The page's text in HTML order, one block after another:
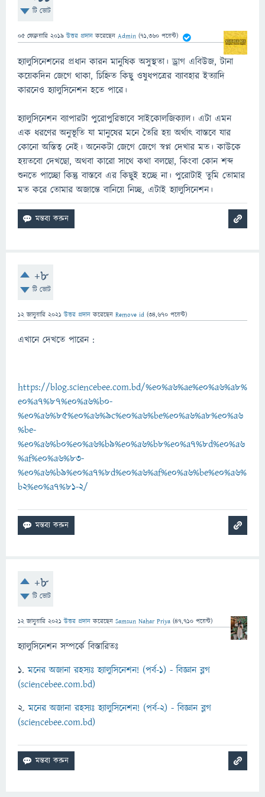
টি ভোট
05 ফেব্রুয়ারি 2019 উত্তর প্রদান করেছেন Admin (71,360 পয়েন্ট)
হ্যালুসিনেশনের প্রধান কারন মানুষিক অসুস্থতা। ড্রাগ এবিউজ, টানা
কয়েকদিন জেগে থাকা, চিহ্নিত কিছু ওষুধপত্রের ব্যাবহার ইত্যাদি
কারনেও হ্যালুসিনেশন হতে পারে।
হ্যালুসিনেশন ব্যাপারটা পুরোপুরিভাবে সাইকোলজিক্যাল। এটা এমন
এক ধরণের অনুভূতি যা মানুষের মনে তৈরি হয় অর্থাৎ বাস্তবে যার
কোনো অস্তিত্ব নেই। অনেকটা জেগে জেগে স্বপ্ন দেখার মত। কাউকে
হয়তবো দেখছো, অথবা কারো সাথে কথা বলছো, কিংবা কোন শব্দ
শুনতে পাচ্ছো কিন্তু বাস্তবে এর কিছুই হচ্ছে না। পুরোটাই তুমি তোমার
মত করে তোমার অজান্তে বানিয়ে নিচ্ছ, এটাই হ্যালুসিনেশন।
+8
টি ভোট
12 জানুয়ারি 2021 উত্তর প্রদান করেছেন Remove id (34,670 পয়েন্ট)
এখানে দেখতে পারেন :
https://blog.sciencebee.com.bd/%e0%a6%ae%e0%a6%a8%
e0%a7%87%e0%a6%b0-
%e0%a6%85%e0%a6%9c%e0%a6%be%e0%a6%a8%e0%a6
%be-
%e0%a6%b0%e0%a6%b9%e0%a6%b8%e0%a7%8d%e0%a6
%af%e0%a6%83-
%e0%a6%b9%e0%a7%8d%e0%a6%af%e0%a6%be%e0%a6%
b2%e0%a7%81-2/
+8
টি ভোট
12 জানুয়ারি 2021 উত্তর প্রদান করেছেন Samsun Nahar Priya (47,710 পয়েন্ট)
হ্যালুসিনেশন সম্পর্কে বিস্তারিতঃ
১.মনের অজানা রহস্যঃ হ্যালুসিনেশন! (পর্ব-১) - বিজ্ঞান ব্লগ
(sciencebee.com.bd)
২.মনের অজানা রহস্যঃ হ্যালুসিনেশন! (পর্ব-২) - বিজ্ঞান ব্লগ
(sciencebee.com.bd)